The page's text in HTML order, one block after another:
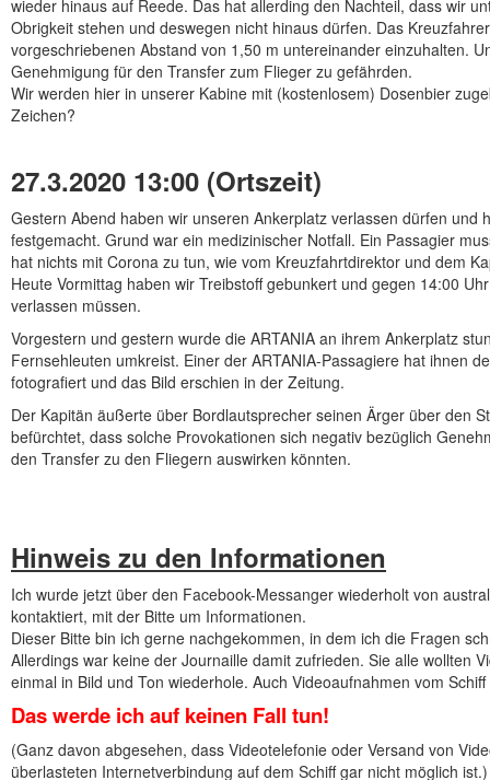
wieder hinaus auf Reede. Das hat allerding den Nachteil, dass wir
Obrigkeit stehen und deswegen nicht hinaus dürfen. Das
vorgeschriebenen Abstand von 1,50 m untereinander einzuhalten.
Genehmigung für den Transfer zum Flieger zu gefährden.
Wir werden hier in unserer Kabine mit (kostenlosem) Dosenbier
Zeichen?
27.3.2020 13:00 (Ortszeit)
Gestern Abend haben wir unseren Ankerplatz verlassen dürfen und
festgemacht. Grund war ein medizinischer Notfall. Ein Passagier
hat nichts mit Corona zu tun, wie vom Kreuzfahrtdirektor und dem
Heute Vormittag haben wir Treibstoff gebunkert und gegen 14:00
verlassen müssen.
Vorgestern und gestern wurde die ARTANIA an ihrem Ankerplatz
Fernsehleuten umkreist. Einer der ARTANIA-Passagiere hat ihnen
fotografiert und das Bild erschien in der Zeitung.
Der Kapitän äußerte über Bordlautsprecher seinen Ärger über den
befürchtet, dass solche Provokationen sich negativ bezüglich
den Transfer zu den Fliegern auswirken könnten.
Hinweis zu den Informationen
Ich wurde jetzt über den Facebook-Messanger wiederholt von
kontaktiert, mit der Bitte um Informationen.
Dieser Bitte bin ich gerne nachgekommen, in dem ich die Fragen
Allerdings war keine der Journaille damit zufrieden. Sie alle wollten
einmal in Bild und Ton wiederhole. Auch Videoaufnahmen vom
Das werde ich auf keinen Fall tun!
(Ganz davon abgesehen, dass Videotelefonie oder Versand von
überlasteten Internetverbindung auf dem Schiff gar nicht möglich ist.)